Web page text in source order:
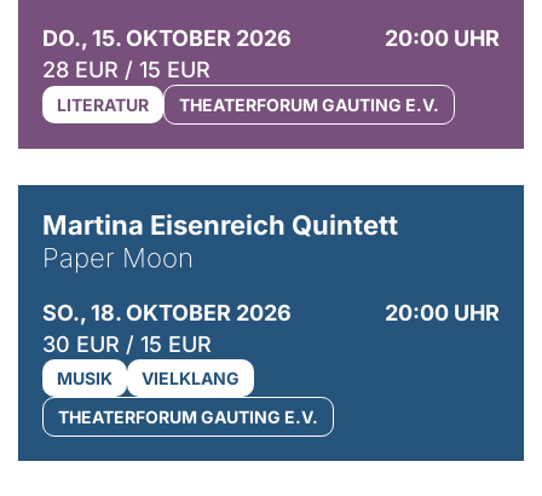
DO., 15. OKTOBER 2026
20:00 UHR
28 EUR / 15 EUR
LITERATUR THEATERFORUM GAUTING E.V.
Martina Eisenreich Quintett
Paper Moon
SO., 18. OKTOBER 2026
20:00 UHR
30 EUR / 15 EUR
MUSIK
VIELKLANG
THEATERFORUM GAUTING E.V.